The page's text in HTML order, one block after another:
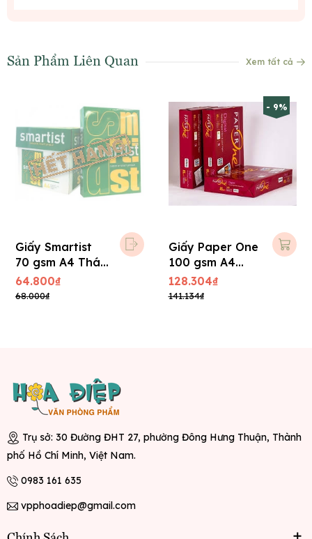
Sản Phẩm Liên Quan Xem tất cả
Giấy Smartist
70 gsm A4 Thái
Lan
64.800₫
68.000₫
- 9%
Giấy Paper One
100 gsm A4
Indo
128.304₫
141.134₫
Trụ sở: 30 Đường ĐHT 27, phường Đông Hưng Thuận, Thành
phố Hồ Chí Minh, Việt Nam.
0983 161 635
vpphoadiep@gmail.com